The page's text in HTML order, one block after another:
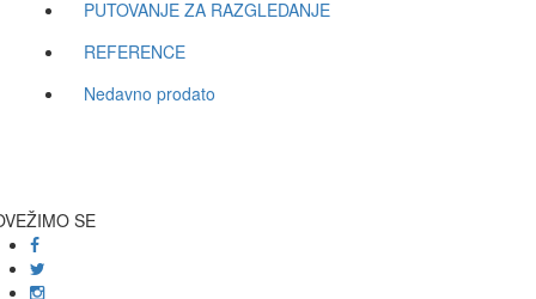
PUTOVANJE ZA RAZGLEDANJE
REFERENCE
Nedavno prodato
SE